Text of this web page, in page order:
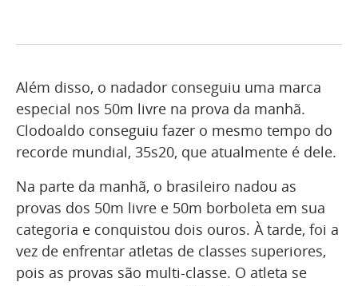
Além disso, o nadador conseguiu uma marca
especial nos 50m livre na prova da manhã.
Clodoaldo conseguiu fazer o mesmo tempo do
recorde mundial, 35s20, que atualmente é dele.
Na parte da manhã, o brasileiro nadou as
provas dos 50m livre e 50m borboleta em sua
categoria e conquistou dois ouros. À tarde, foi a
vez de enfrentar atletas de classes superiores,
pois as provas são multi-classe. O atleta se